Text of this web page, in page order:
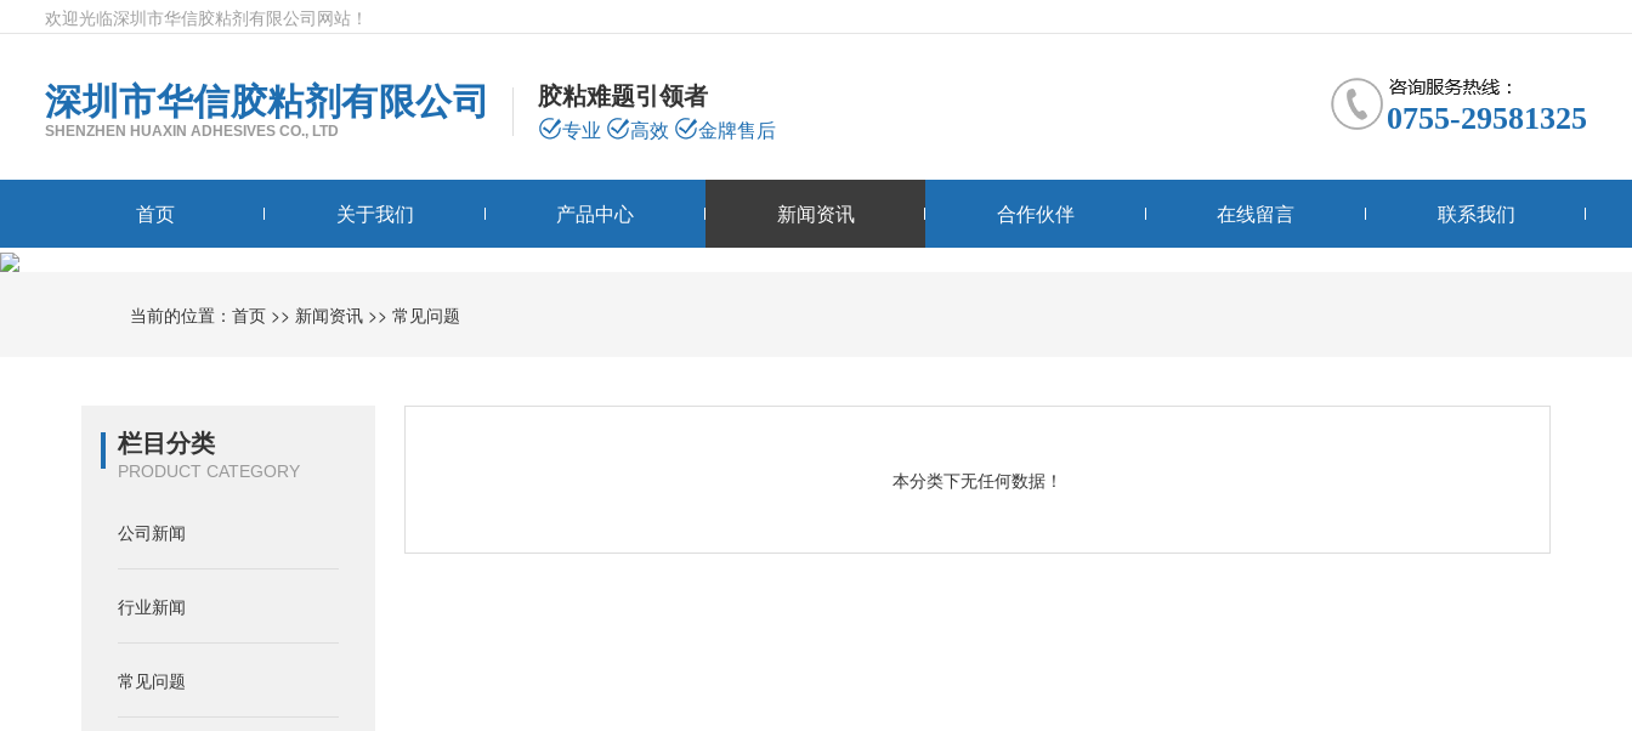
欢迎光临深圳市华信胶粘剂有限公司网站！
深圳市华信胶粘剂有限公司
SHENZHEN HUAXIN ADHESIVES CO., LTD
胶粘难题引领者
专业 高效 金牌售后 0755-29581325
首页 关于我们 产品中心 新闻资讯 合作伙伴 在线留言 联系我们
当前的位置：首页 >> 新闻资讯 >>常见问题
栏目分类
PRODUCT CATEGORY
公司新闻
行业新闻
常见问题
本分类下无任何数据！